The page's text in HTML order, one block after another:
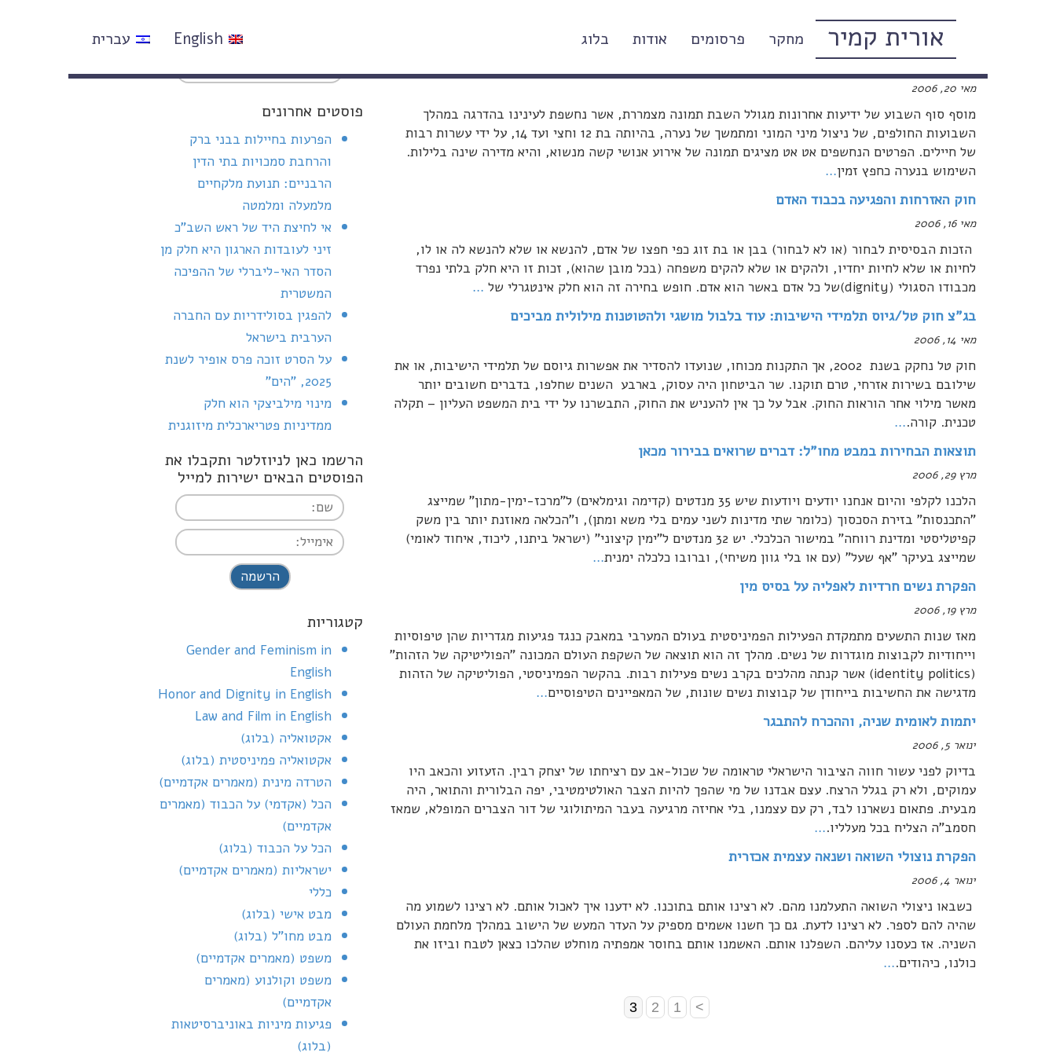
אורית קמיר מחקר פרסומים אודות בלוג עברית English
בעקבות פרשת האונס בבסיס חיל האוויר בנבטים: על ערכים, על סקס לגיטימי ובלתי לגיטימי ועל מה
שביניהם
מאי 20, 2006
מוסף סוף השבוע של ידיעות אחרונות מגולל השבת תמונה מצמררת, אשר נחשפת לעינינו בהדרגה במהלך
השבועות החולפים, של ניצול מיני המוני ומתמשך של נערה, בהיותה בת 12 וחצי ועד 14, על ידי עשרות רבות
של חיילים. הפרטים הנחשפים אט אט מציגים תמונה של אירוע אנושי קשה מנשוא, והיא מדירה שינה בלילות.
השימוש בנערה כחפץ זמין…
חוק האזרחות והפגיעה בכבוד האדם
מאי 16, 2006
הזכות הבסיסית לבחור (או לא לבחור) בבן או בת זוג כפי חפצו של אדם, להנשא או שלא להנשא לה או לו,
לחיות או שלא לחיות יחדיו, ולהקים או שלא להקים משפחה (בכל מובן שהוא), זכות זו היא חלק בלתי נפרד
מכבודו הסגולי (dignity)של כל אדם באשר הוא אדם. חופש בחירה זה הוא חלק אינטגרלי של
…
בג"צ חוק טל/גיוס תלמידי הישיבות: עוד בלבול מושגי ולהטוטנות מילולית מביכים
מאי 14, 2006
חוק טל נחקק בשנת 2002, אך התקנות מכוחו, שנועדו להסדיר את אפשרות גיוסם של תלמידי הישיבות, או את
שילובם בשירות אזרחי, טרם תוקנו. שר הביטחון היה עסוק, בארבע השנים שחלפו, בדברים חשובים יותר
מאשר מילוי אחר הוראות החוק. אבל על כך אין להעניש את החוק, התבשרנו על ידי בית המשפט העליון – תקלה
טכנית. קורה.…
תוצאות הבחירות במבט מחו"ל: דברים שרואים בבירור מכאן
מרץ 29, 2006
הלכנו לקלפי והיום אנחנו יודעים ויודעות שיש 35 מנדטים (קדימה וגימלאים) ל"מרכז-ימין-מתון" שמייצג
"התכנסות" בזירת הסכסוך (כלומר שתי מדינות לשני עמים בלי משא ומתן), ו"הכלאה מאוזנת יותר בין משק
קפיטליסטי ומדינת רווחה" במישור הכלכלי. יש 32 מנדטים ל"ימין קיצוני" (ישראל ביתנו, ליכוד, איחוד לאומי)
שמייצג בעיקר "אף שעל" (עם או בלי גוון משיחי), וברובו כלכלה ימנית…
הפקרת נשים חרדיות לאפליה על בסיס מין
מרץ 19, 2006
מאז שנות התשעים מתמקדת הפעילות הפמיניסטית בעולם המערבי במאבק כנגד פגיעות מגדריות שהן טיפוסיות
וייחודיות לקבוצות מוגדרות של נשים. מהלך זה הוא תוצאה של השקפת העולם המכונה "הפוליטיקה של הזהות"
(identity politics) אשר קנתה מהלכים בקרב נשים פעילות רבות. בהקשר הפמיניסטי, הפוליטיקה של הזהות
מדגישה את החשיבות בייחודן של קבוצות נשים שונות, של המאפיינים הטיפוסיים…
יתמות לאומית שניה, וההכרח להתבגר
ינואר 5, 2006
בדיוק לפני עשור חווה הציבור הישראלי טראומה של שכול-אב עם רציחתו של יצחק רבין. הזעזוע והכאב היו
עמוקים, ולא רק בגלל הרצח. עצם אבדנו של מי שהפך להיות הצבר האולטימטיבי, יפה הבלורית והתואר, היה
מבעית. פתאום נשארנו לבד, רק עם עצמנו, בלי אחיזה מרגיעה בעבר המיתולוגי של דור הצברים המופלא, שמאז
חסמב"ה הצליח בכל מעלליו.…
הפקרת נוצולי השואה ושנאה עצמית אכזרית
ינואר 4, 2006
כשבאו ניצולי השואה התעלמנו מהם. לא רצינו אותם בתוכנו. לא ידענו איך לאכול אותם. לא רצינו לשמוע מה
שהיה להם לספר. לא רצינו לדעת. גם כך חשנו אשמים מספיק על העדר המעש של הישוב במהלך מלחמת העולם
השניה. אז כעסנו עליהם. השפלנו אותם. האשמנו אותם בחוסר אמפתיה מוחלט שהלכו כצאן לטבח וביזו את
כולנו, כיהודים.…
>
1
2
3
פוסטים אחרונים
הפרעות בחיילות בבני ברק
והרחבת סמכויות בתי הדין
הרבניים: תנועת מלקחיים
מלמעלה ומלמטה
אי לחיצת היד של ראש השב"כ
זיני לעובדות הארגון היא חלק מן
הסדר האי-ליברלי של ההפיכה
המשטרית
להפגין בסולידריות עם החברה
הערבית בישראל
על הסרט זוכה פרס אופיר לשנת
2025, "הים"
מינוי מילביצקי הוא חלק
ממדיניות פטריארכלית מיזוגנית
הרשמו כאן לניוזלטר ותקבלו את
הפוסטים הבאים ישירות למייל
I agree terms and
קטגוריות
Gender and Feminism in
English
Honor and Dignity in English
Law and Film in English
אקטואליה (בלוג)
אקטואליה פמיניסטית (בלוג)
הטרדה מינית (מאמרים אקדמיים)
הכל (אקדמי) על הכבוד (מאמרים
אקדמיים)
הכל על הכבוד (בלוג)
ישראליות (מאמרים אקדמיים)
כללי
מבט אישי (בלוג)
מבט מחו"ל (בלוג)
משפט (מאמרים אקדמיים)
משפט וקולנוע (מאמרים
אקדמיים)
פגיעות מיניות באוניברסיטאות
(בלוג)